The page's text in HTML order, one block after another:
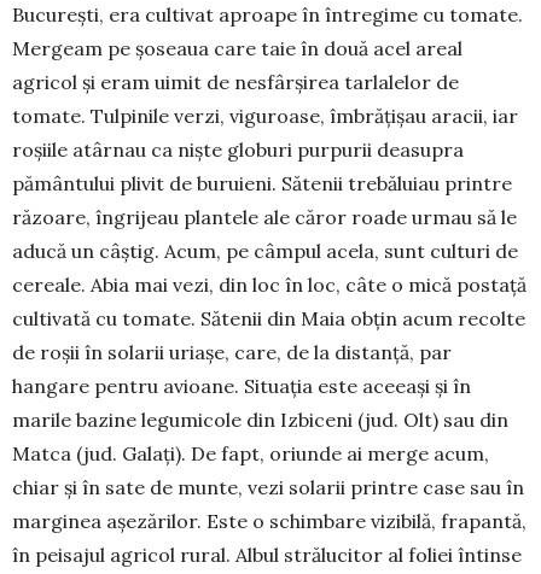
București, era cultivat aproape în între­gime cu tomate.
Mergeam pe șoseaua care taie în două acel areal
agricol și eram uimit de nesfârșirea tarlalelor de
tomate. Tulpinile verzi, viguroase, îm­bră­țișau aracii, iar
roșiile atârnau ca niște globuri purpurii deasupra
pământului plivit de buruieni. Sătenii trebăluiau printre
răzoare, îngrijeau plan­te­le ale căror roade urmau să le
aducă un câștig. Acum, pe câmpul acela, sunt culturi de
cereale. Abia mai vezi, din loc în loc, câte o mică postață
cultivată cu tomate. Sătenii din Maia obțin acum recolte
de roșii în solarii uriașe, care, de la distanță, par
hangare pentru avioane. Situația este aceeași și în
marile bazine legumicole din Izbiceni (jud. Olt) sau din
Matca (jud. Galați). De fapt, oriunde ai merge acum,
chiar și în sate de munte, vezi solarii printre case sau în
marginea așezărilor. Este o schim­bare vizibilă, frapantă,
în peisajul agricol rural. Albul strălucitor al foliei întinse